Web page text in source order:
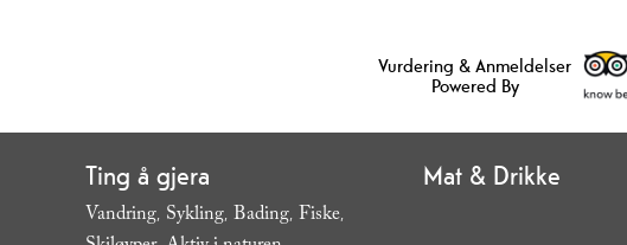
Vurdering & Anmeldelser
Powered By
Ting å gjera
Vandring, Sykling, Bading, Fiske,
Mat & Drikke